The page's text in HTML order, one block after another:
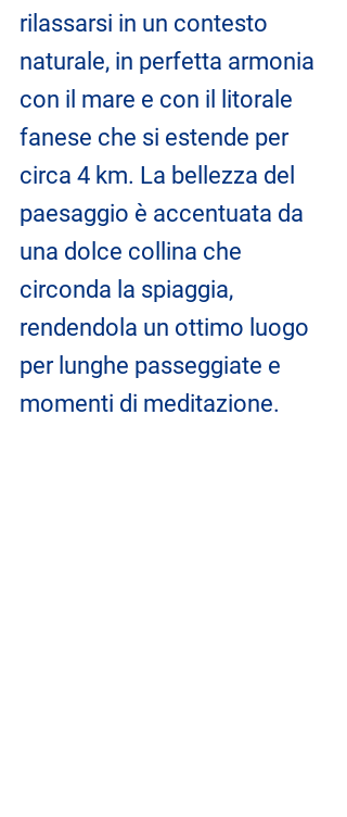
rilassarsi in un contesto
naturale, in perfetta armonia
con il mare e con il litorale
fanese che si estende per
circa 4 km. La bellezza del
paesaggio è accentuata da
una dolce collina che
circonda la spiaggia,
rendendola un ottimo luogo
per lunghe passeggiate e
momenti di meditazione.